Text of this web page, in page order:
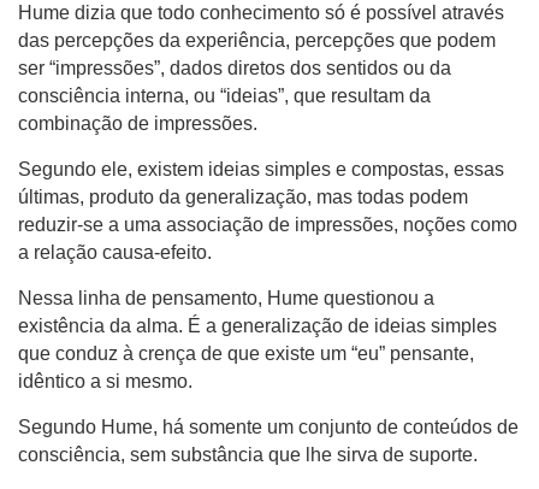
Hume dizia que todo conhecimento só é possível através
das percepções da experiência, percepções que podem
ser “impressões”, dados diretos dos sentidos ou da
consciência interna, ou “ideias”, que resultam da
combinação de impressões.
Segundo ele, existem ideias simples e compostas, essas
últimas, produto da generalização, mas todas podem
reduzir-se a uma associação de impressões, noções como
a relação causa-efeito.
Nessa linha de pensamento, Hume questionou a
existência da alma. É a generalização de ideias simples
que conduz à crença de que existe um “eu” pensante,
idêntico a si mesmo.
Segundo Hume, há somente um conjunto de conteúdos de
consciência, sem substância que lhe sirva de suporte.